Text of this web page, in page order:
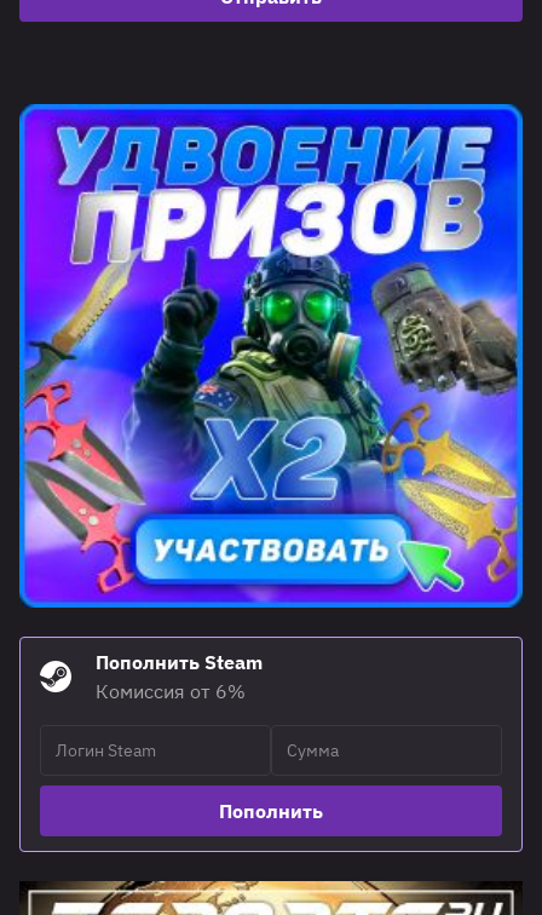
Пополнить Steam
Комиссия от 6%
Пополнить